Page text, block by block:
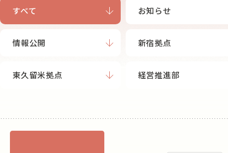
すべて お知らせ
情報公開 新宿拠点
東久留米拠点 経営推進部